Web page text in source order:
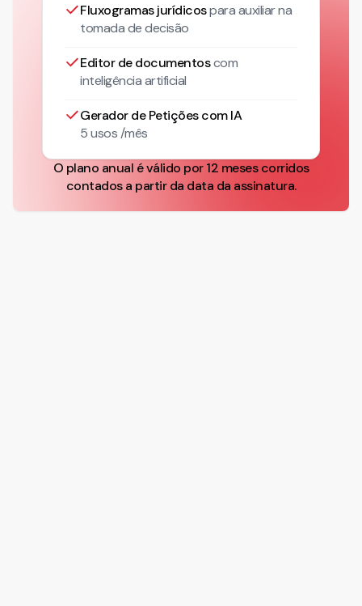
Fluxogramas jurídicospara auxiliar na
tomada de decisão
Editor de documentoscom
inteligência artificial
Gerador de Petições com IA
5 usos /mês
O plano anual é válido por 12 meses corridos
contados a partir da data da assinatura.